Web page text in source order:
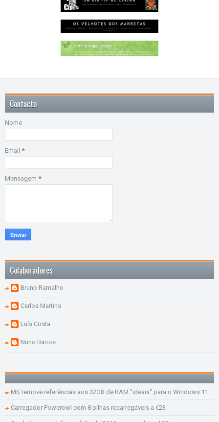
Contacto
Nome
Email *
Mensagem *
Colaboradores
Bruno Ramalho
Carlos Martins
Luís Costa
Nuno Barros
MS remove referências aos 32GB de RAM "ideais" para o Windows 11
Carregador Powerowl com 8 pilhas recarregáveis a €23